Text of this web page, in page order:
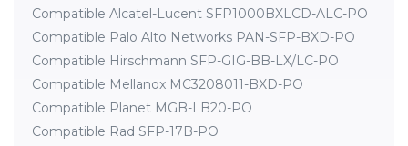
Compatible Alcatel-Lucent SFP1000BXLCD-ALC-PO
Compatible Palo Alto Networks PAN-SFP-BXD-PO
Compatible Hirschmann SFP-GIG-BB-LX/LC-PO
Compatible Mellanox MC3208011-BXD-PO
Compatible Planet MGB-LB20-PO
Compatible Rad SFP-17B-PO